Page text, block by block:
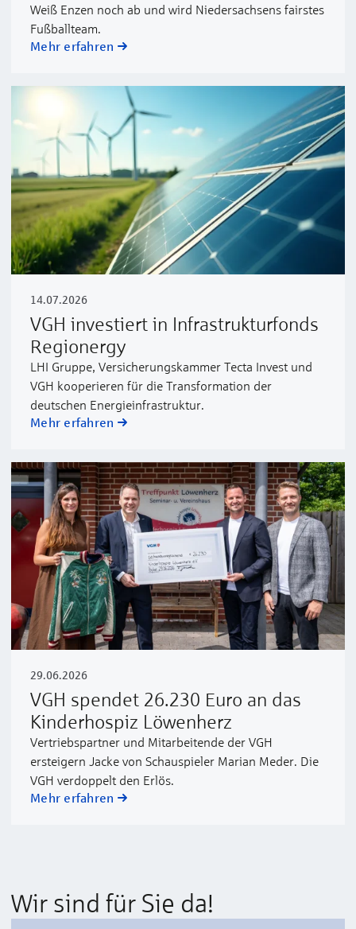
Weiß Enzen noch ab und wird Niedersachsens fairstes
Fußballteam.
Mehr erfahren
14.07.2026
VGH investiert in Infrastrukturfonds
Regionergy
LHI Gruppe, Versicherungskammer Tecta Invest und
VGH kooperieren für die Transformation der
deutschen Energieinfrastruktur.
Mehr erfahren
29.06.2026
VGH spendet 26.230 Euro an das
Kinderhospiz Löwenherz
Vertriebspartner und Mitarbeitende der VGH
ersteigern Jacke von Schauspieler Marian Meder. Die
VGH verdoppelt den Erlös.
Mehr erfahren
Wir sind für Sie da!